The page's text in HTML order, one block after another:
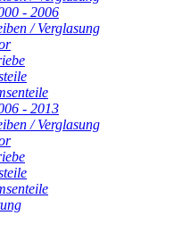
- 2006
/ Verglasung
- 2013
/ Verglasung